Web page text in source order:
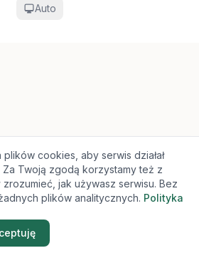
Auto
cookies, aby serwis działał
Za Twoją zgodą korzystamy też z
jak używasz serwisu. Bez
plików analitycznych. Polityka